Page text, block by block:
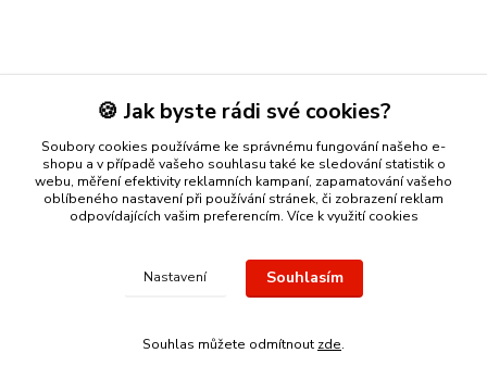
🍪 Jak byste rádi své cookies?
Soubory cookies používáme ke správnému fungování našeho e-
shopu a v případě vašeho souhlasu také ke sledování statistik o
webu, měření efektivity reklamních kampaní, zapamatování vašeho
oblíbeného nastavení při používání stránek, či zobrazení reklam
odpovídajících vašim preferencím. Více k využití cookies
Nastavení Souhlasím
Souhlas můžete odmítnout zde.